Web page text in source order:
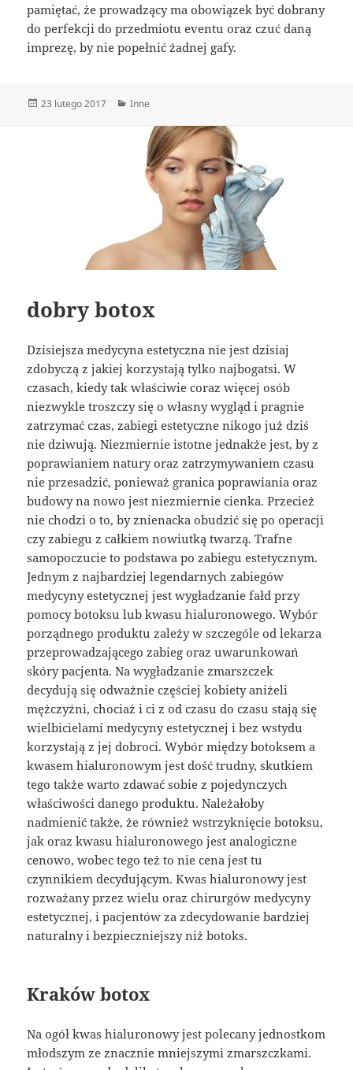
pamiętać, że prowadzący ma obowiązek być dobrany
do perfekcji do przedmiotu eventu oraz czuć daną
imprezę, by nie popełnić żadnej gafy.
Data
23 lutego 2017 Kategorie
Inne
dobry botox
Dzisiejsza medycyna estetyczna nie jest dzisiaj
zdobyczą z jakiej korzystają tylko najbogatsi. W
czasach, kiedy tak właściwie coraz więcej osób
niezwykle troszczy się o własny wygląd i pragnie
zatrzymać czas, zabiegi estetyczne nikogo już dziś
nie dziwują. Niezmiernie istotne jednakże jest, by z
poprawianiem natury oraz zatrzymywaniem czasu
nie przesadzić, ponieważ granica poprawiania oraz
budowy na nowo jest niezmiernie cienka. Przecież
nie chodzi o to, by znienacka obudzić się po operacji
czy zabiegu z całkiem nowiutką twarzą. Trafne
samopoczucie to podstawa po zabiegu estetycznym.
Jednym z najbardziej legendarnych zabiegów
medycyny estetycznej jest wygładzanie fałd przy
pomocy botoksu lub kwasu hialuronowego. Wybór
porządnego produktu zależy w szczególe od lekarza
przeprowadzającego zabieg oraz uwarunkowań
skóry pacjenta. Na wygładzanie zmarszczek
decydują się odważnie częściej kobiety aniżeli
mężczyźni, chociaż i ci z od czasu do czasu stają się
wielbicielami medycyny estetycznej i bez wstydu
korzystają z jej dobroci. Wybór między botoksem a
kwasem hialuronowym jest dość trudny, skutkiem
tego także warto zdawać sobie z pojedynczych
właściwości danego produktu. Należałoby
nadmienić także, że również wstrzyknięcie botoksu,
jak oraz kwasu hialuronowego jest analogiczne
cenowo, wobec tego też to nie cena jest tu
czynnikiem decydującym. Kwas hialuronowy jest
rozważany przez wielu oraz chirurgów medycyny
estetycznej, i pacjentów za zdecydowanie bardziej
naturalny i bezpieczniejszy niż botoks.
Kraków botox
Na ogół kwas hialuronowy jest polecany jednostkom
młodszym ze znacznie mniejszymi zmarszczkami.